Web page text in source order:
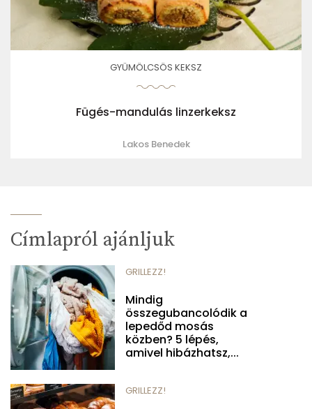
GYÜMÖLCSÖS KEKSZ
Fügés-mandulás linzerkeksz
Lakos Benedek
Címlapról ajánljuk
GRILLEZZ!
Mindig
összegubancolódik a
lepedőd mosás
közben? 5 lépés,
amivel hibázhatsz,...
GRILLEZZ!